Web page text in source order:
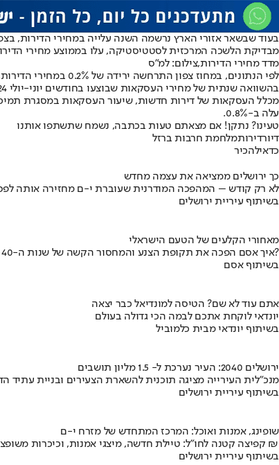
בעוד שבשאר אזורי הארץ נרשמה השנה עלייה במחירי הדירות,
מבדיקת הלשכה המרכזית לסטטיסטיקה, עלו בממוצע מחירי הדירות ב-0.9% בחודשים יוני-יולי השנה, לעומת מחירן במאי-יוני. מדד מחירי הדירות החדשות
מדד מחירי הדירות,צילום: למ"ס
לפי הנתונים, במחוז צפון התרחשה ירידה של 0.2% במחירי הדירות, לעומת עליות בולטות בשאר אזורי הארץ: בירושלים, במרכז, בחיפה בתל אביב ובמחוז הדרום.
בהשוואה שנתית של מחירי העסקאות שבוצעו בחודשים יוני-יולי 2024 לעומת מחירי העסקאות שבוצעו בחודשים בחודשים יוני– יולי 2023 עולה כי מדד מחירי הדירות השנתי עלה ב-5.8%.
עלה ב-0.8%.
טעינו? נתקן! אם מצאתם טעות בכתבה, נשמח שתשתפו אותנו
דיורדירותמלחמת חרבות ברזל
כדאילהכיר
כך ירושלים ממציאה את עצמה מחדש
לא רק קודש – המהפכה המודרנית שעוברת י-ם מחזירה אותה
בשיתוף עיריית ירושלים
מאחורי הקלעים של הטעם הישראלי
איך אסם הפכה את תקופת הצנע והמחסור הקשה של שנות ה-40 למותג לאומי?
בשיתוף אסם
אתם עוד לא שם? הטיסה למונדיאל כבר יצאה
יונדאי לוקחת אתכם לבמה הכי גדולה בעולם
בשיתוף יונדאי מבית כלמוביל
ירושלים 2040: העיר נערכת ל- 1.5 מליון תושבים
מנכ"לית העירייה מציגה תוכנית להשארת הצעירים ובניית עתיד
בשיתוף עיריית ירושלים
שופינג, אמנות ואוכל: המרכז המתחדש של מזרח י-ם
קפיצה קטנה לחו"ל: טיילת חדשה, מיצגי אמנות, וכיכרות משופצות בהשקעה של 100 מיליון ₪
בשיתוף עיריית ירושלים